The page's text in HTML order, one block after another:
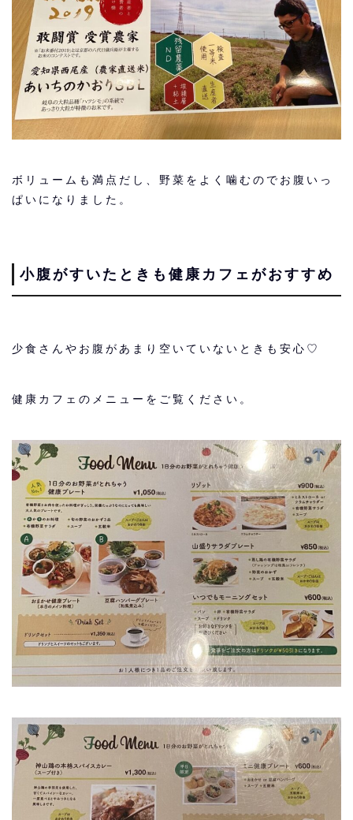
ボリュームも満点だし、野菜をよく噛むのでお腹いっ
ぱいになりました。
小腹がすいたときも健康カフェがおすすめ
少食さんやお腹があまり空いていないときも安心♡
健康カフェのメニューをご覧ください。